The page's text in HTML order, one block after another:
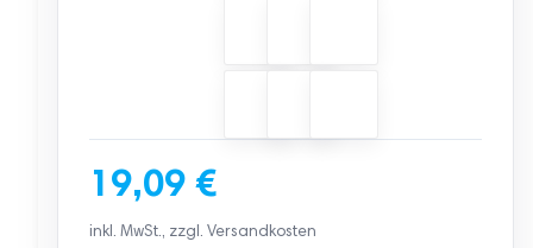
19,09 €
inkl. MwSt., zzgl. Versandkosten